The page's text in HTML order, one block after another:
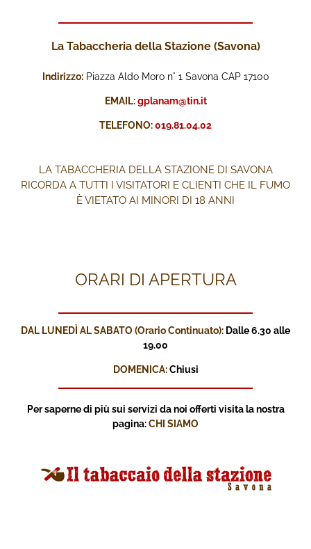
La Tabaccheria della Stazione (Savona)
Indirizzo:Piazza Aldo Moro n° 1 Savona CAP 17100
EMAIL: gplanam@tin.it
TELEFONO:019.81.04.02
LA TABACCHERIA DELLA STAZIONE DI SAVONA
RICORDA A TUTTI I VISITATORI E CLIENTI CHE IL FUMO
È VIETATO AI MINORI DI 18 ANNI
ORARI DI APERTURA
DAL LUNEDÌ AL SABATO (Orario Continuato): Dalle 6.30 alle
19.00
DOMENICA: Chiusi
Per saperne di più sui servizi da noi offerti visita la nostra
pagina:CHI SIAMO